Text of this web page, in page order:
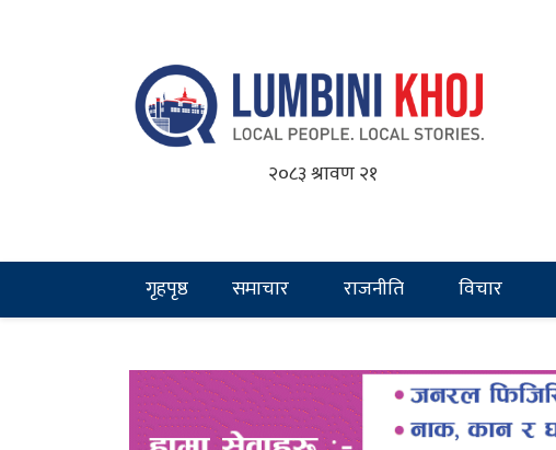
२०८३ श्रावण २१
गृहपृष्ठ समाचार राजनीति विचार